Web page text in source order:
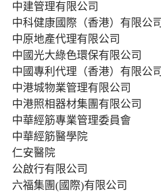
中建管理有限公司
中科健康國際（香港）有限公司
中原地產代理有限公司
中國光大綠色環保有限公司
中國專利代理（香港）有限公司
中港城物業管理有限公司
中港照相器材集團有限公司
中華經筋專業管理委員會
中華經筋醫學院
仁安醫院
公啟行有限公司
六福集團(國際)有限公司